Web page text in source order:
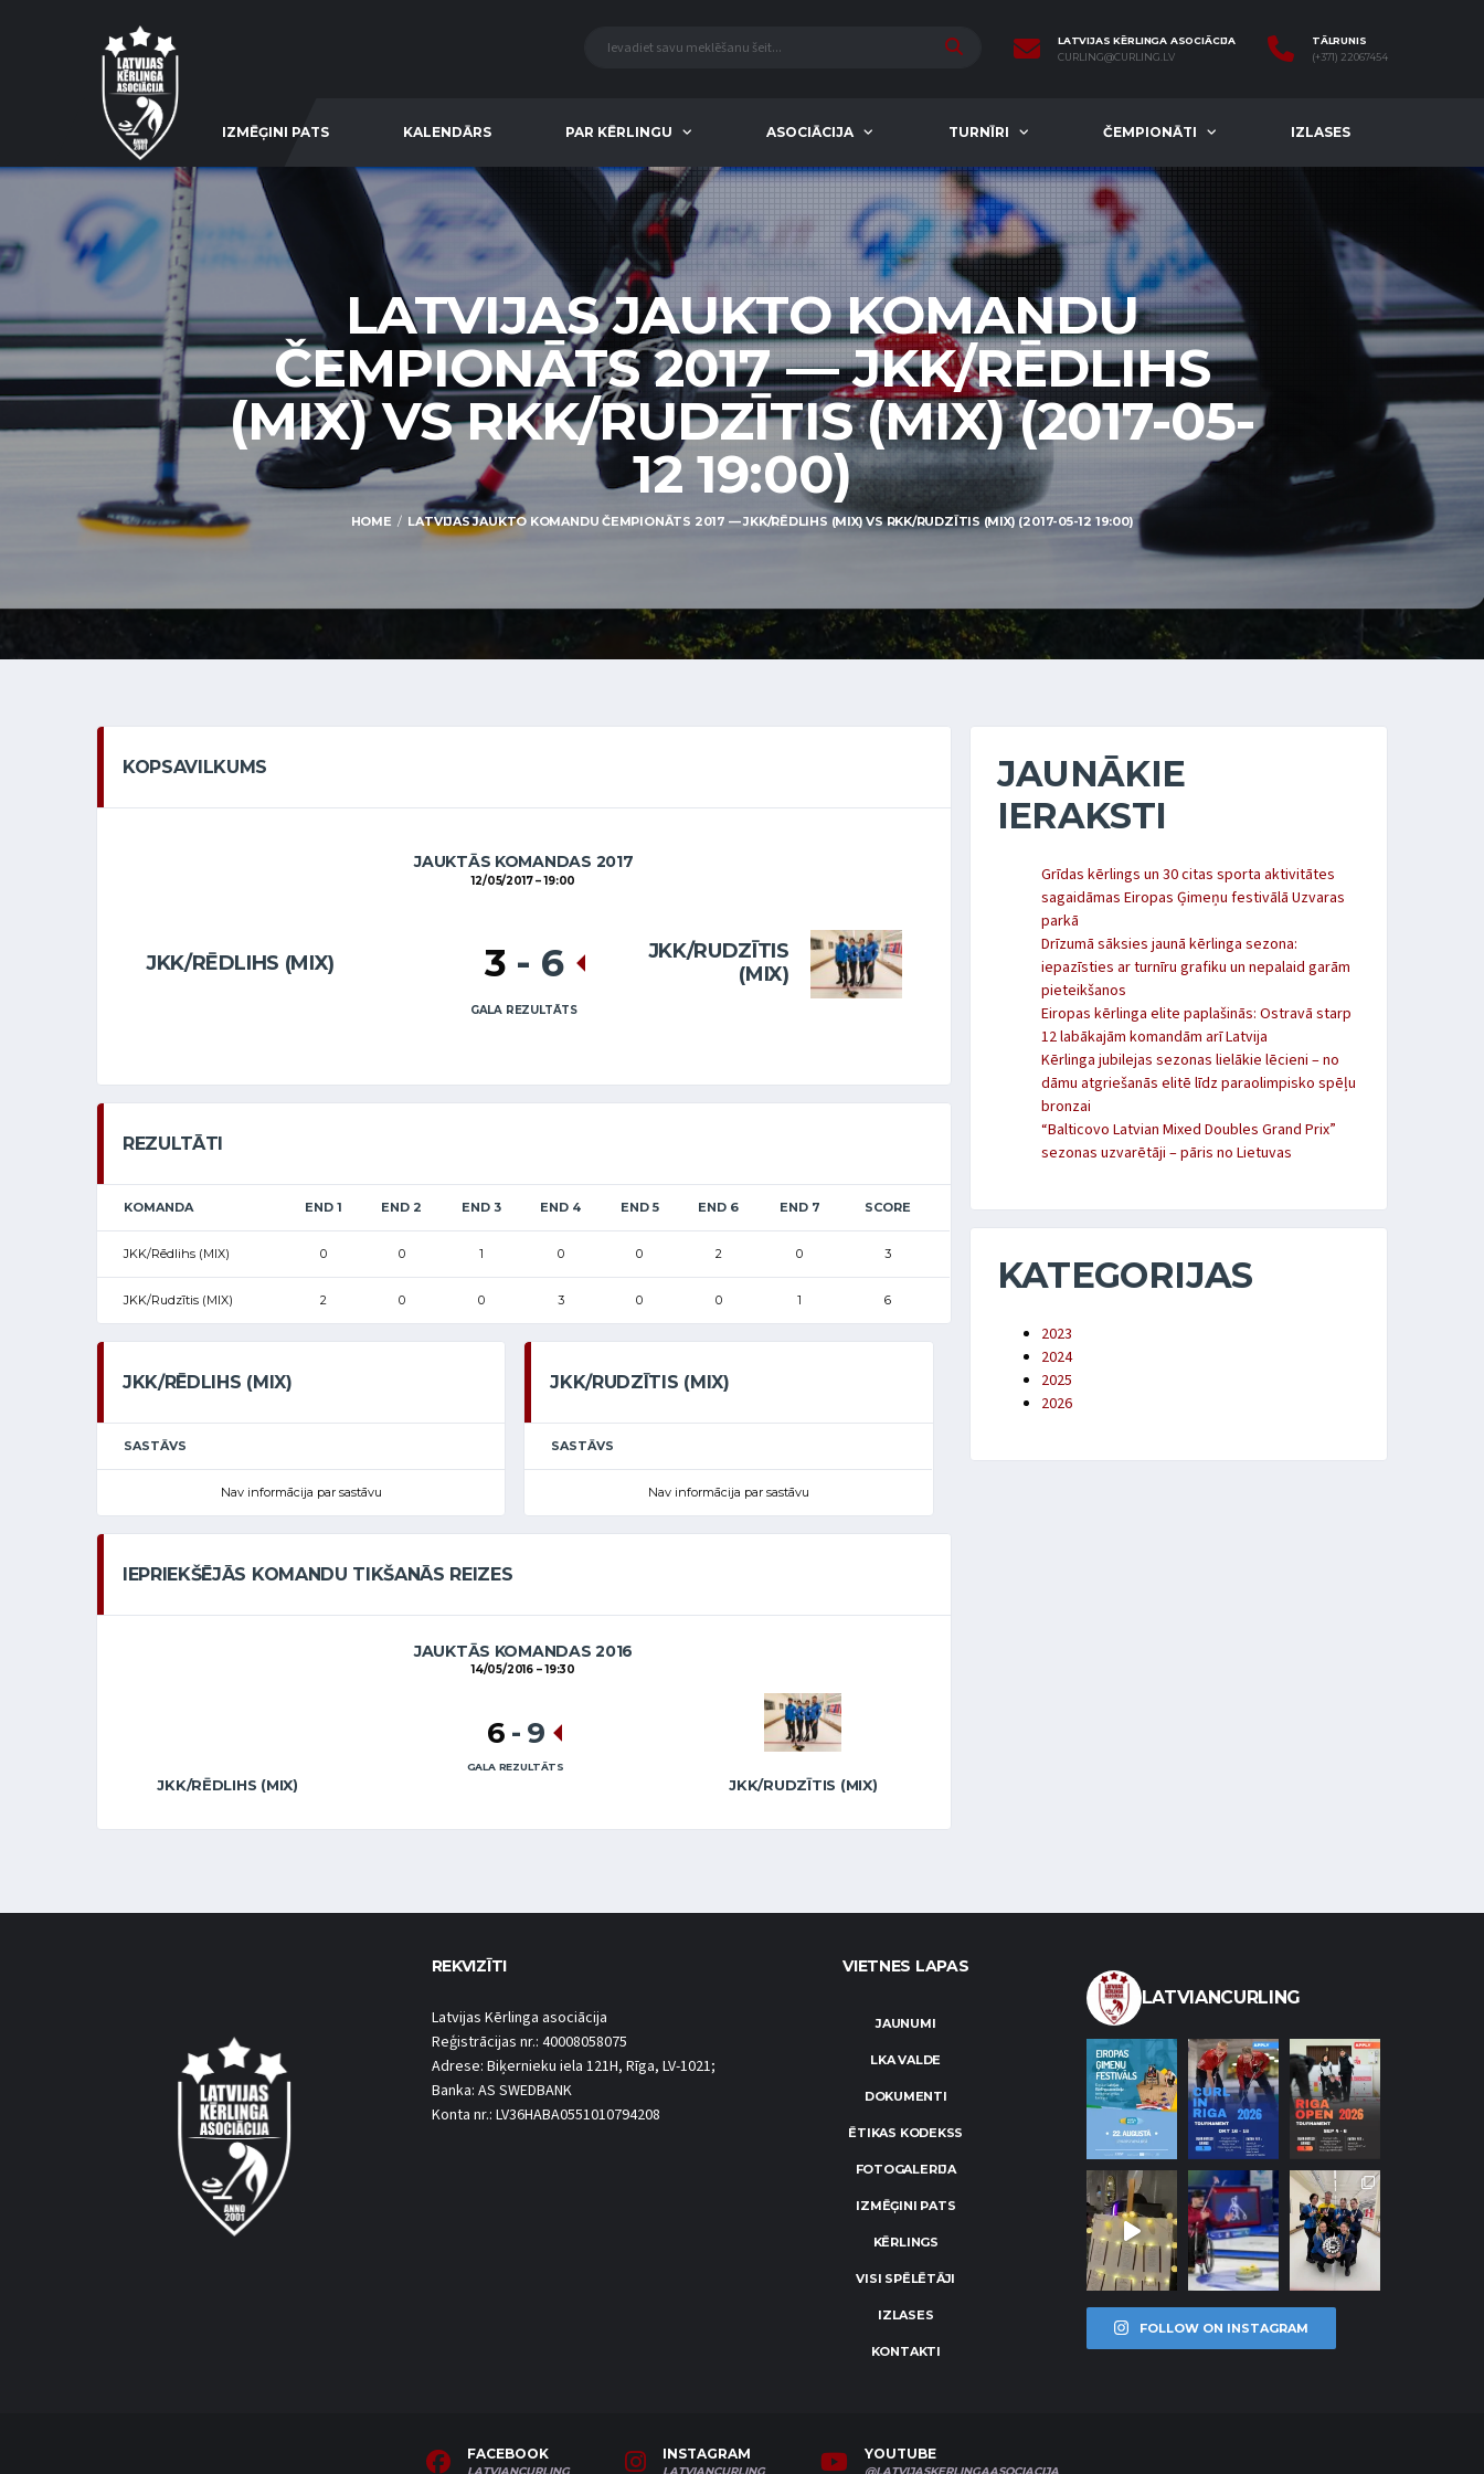
LATVIJAS KĒRLINGA ASOCIĀCIJA
CURLING@CURLING.LV
TĀLRUNIS
(+371) 22067454
IZMĒĢINI PATS KALENDĀRS PAR KĒRLINGU ASOCIĀCIJA TURNĪRI ČEMPIONĀTI IZLASES
LATVIJAS JAUKTO KOMANDU
ČEMPIONĀTS 2017 — JKK/RĒDLIHS
(MIX) VS RKK/RUDZĪTIS (MIX) (2017-05-
12 19:00)
HOME LATVIJAS JAUKTO KOMANDU ČEMPIONĀTS 2017 — JKK/RĒDLIHS (MIX) VS RKK/RUDZĪTIS (MIX) (2017-05-12 19:00)
KOPSAVILKUMS
JAUKTĀS KOMANDAS 2017
12/05/2017 19:00
JKK/RĒDLIHS (MIX)
JKK/RUDZĪTIS
(MIX)
3 - 6
GALA REZULTĀTS
REZULTĀTI
KOMANDA END 1 END 2 END 3 END 4 END 5 END 6 END 7 SCORE
JKK/Rēdlihs (MIX) 0 0 1 0 0 2 0 3
JKK/Rudzītis (MIX) 2 0 0 3 0 0 1 6
JKK/RĒDLIHS (MIX)
SASTĀVS
Nav informācija par sastāvu
JKK/RUDZĪTIS (MIX)
SASTĀVS
Nav informācija par sastāvu
IEPRIEKŠĒJĀS KOMANDU TIKŠANĀS REIZES
JAUKTĀS KOMANDAS 2016
14/05/2016 19:30
JKK/RĒDLIHS (MIX) JKK/RUDZĪTIS (MIX)
6 - 9
GALA REZULTĀTS
JAUNĀKIE
IERAKSTI
Grīdas kērlings un 30 citas sporta aktivitātes
sagaidāmas Eiropas Ģimeņu festivālā Uzvaras
parkā
Drīzumā sāksies jaunā kērlinga sezona:
iepazīsties ar turnīru grafiku un nepalaid garām
pieteikšanos
Eiropas kērlinga elite paplašinās: Ostravā starp
12 labākajām komandām arī Latvija
Kērlinga jubilejas sezonas lielākie lēcieni – no
dāmu atgriešanās elitē līdz paraolimpisko spēļu
bronzai
“Balticovo Latvian Mixed Doubles Grand Prix”
sezonas uzvarētāji – pāris no Lietuvas
KATEGORIJAS
2023
2024
2025
2026
REKVIZĪTI
Latvijas Kērlinga asociācija
Reģistrācijas nr.: 40008058075
Adrese: Biķernieku iela 121H, Rīga, LV-1021;
Banka: AS SWEDBANK
Konta nr.: LV36HABA0551010794208
VIETNES LAPAS
JAUNUMI
LKA VALDE
DOKUMENTI
ĒTIKAS KODEKSS
FOTOGALERIJA
IZMĒĢINI PATS
KĒRLINGS
VISI SPĒLĒTĀJI
IZLASES
KONTAKTI
LATVIANCURLING
FOLLOW ON INSTAGRAM
FACEBOOK INSTAGRAM YOUTUBE